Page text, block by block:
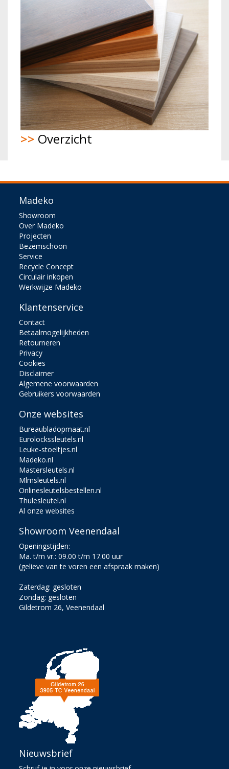
>> Overzicht
Madeko
Showroom
Over Madeko
Projecten
Bezemschoon
Service
Recycle Concept
Circulair inkopen
Werkwijze Madeko
Klantenservice
Contact
Betaalmogelijkheden
Retourneren
Privacy
Cookies
Disclaimer
Algemene voorwaarden
Gebruikers voorwaarden
Onze websites
Bureaubladopmaat.nl
Eurolockssleutels.nl
Leuke-stoeltjes.nl
Madeko.nl
Mastersleutels.nl
Mlmsleutels.nl
Onlinesleutelsbestellen.nl
Thulesleutel.nl
Al onze websites
Showroom Veenendaal
Openingstijden:
Ma. t/m vr.: 09.00 t/m 17.00 uur
(gelieve van te voren een afspraak maken)
Zaterdag: gesloten
Zondag: gesloten
Gildetrom 26, Veenendaal
Nieuwsbrief